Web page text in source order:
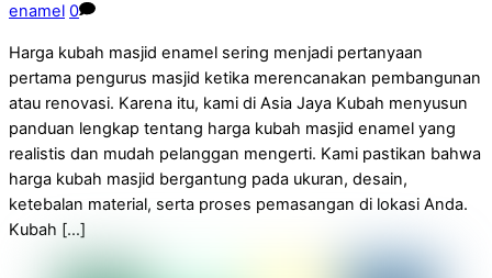
enamel 0
Harga kubah masjid enamel sering menjadi pertanyaan
pertama pengurus masjid ketika merencanakan pembangunan
atau renovasi. Karena itu, kami di Asia Jaya Kubah menyusun
panduan lengkap tentang harga kubah masjid enamel yang
realistis dan mudah pelanggan mengerti. Kami pastikan bahwa
harga kubah masjid bergantung pada ukuran, desain,
ketebalan material, serta proses pemasangan di lokasi Anda.
Kubah […]